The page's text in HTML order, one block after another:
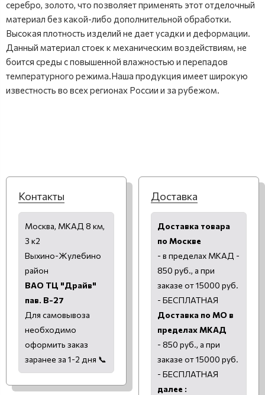
серебро, золото, что позволяет применять этот отделочный
материал без какой-либо дополнительной обработки.
Высокая плотность изделий не дает усадки и деформации.
Данный материал стоек к механическим воздействиям, не
боится среды с повышенной влажностью и перепадов
температурного режима.Наша продукция имеет широкую
известность во всех регионах России и за рубежом.
Контакты
Москва, МКАД 8 км,
3 к2
Выхино-Жулебино
район
ВАО ТЦ "Драйв"
пав. В-27
Для самовывоза
необходимо
оформить заказ
заранее за 1-2 дня 📞
Доставка
Доставка товара
по Москве
- в пределах МКАД -
850 руб., а при
заказе от 15000 руб.
- БЕСПЛАТНАЯ
Доставка по МО в
пределах МКАД
- 850 руб., а при
заказе от 15000 руб.
- БЕСПЛАТНАЯ
далее :